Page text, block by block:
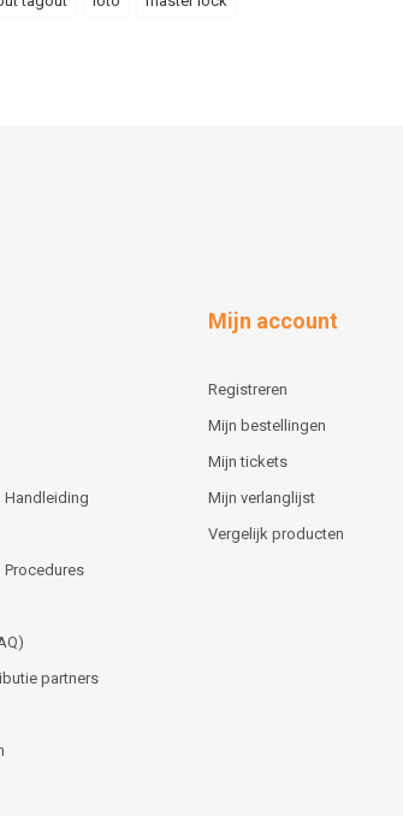
Handleiding
Procedures
partners
Mijn account
Registreren
Mijn bestellingen
Mijn tickets
Mijn verlanglijst
Vergelijk producten